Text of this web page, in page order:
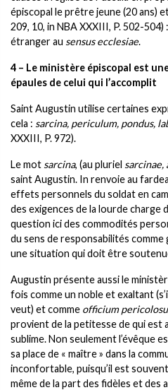
épiscopal le prêtre jeune (20 ans)
209, 10, in NBA XXXIII, P. 502-
étranger au sensus ecclesiae.
4 – Le ministère épiscopal est
épaules de celui qui l’accomplit
Saint Augustin utilise certaines
cela : sarcina, periculum, pondus,
XXXIII, P. 972).
Le mot sarcina, (au pluriel sarcinae,
saint Augustin. In renvoie au
effets personnels du soldat en
des exigences de la lourde charge
question ici des commodités
du sens de responsabilités comme
une situation qui doit être
Augustin présente aussi le
fois comme un noble et exaltant
veut) et comme officium
provient de la petitesse de qui est
sublime. Non seulement l’évêque
sa place de « maître » dans la
inconfortable, puisqu’il est
même de la part des fidèles et des